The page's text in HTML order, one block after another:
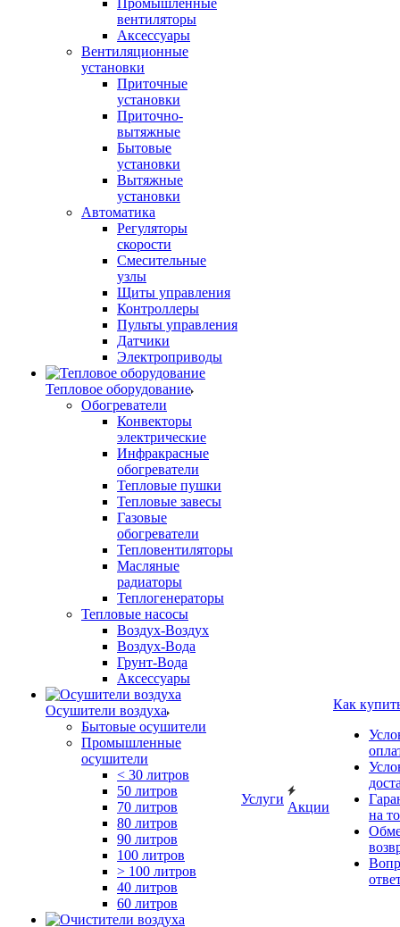
Промышленные
вентиляторы
Аксессуары
Вентиляционные
установки
Приточные
установки
Приточно-
вытяжные
Бытовые
установки
Вытяжные
установки
Автоматика
Регуляторы
скорости
Смесительные
узлы
Щиты управления
Контроллеры
Пульты управления
Датчики
Электроприводы
Тепловое оборудование
Обогреватели
Конвекторы
электрические
Инфракрасные
обогреватели
Тепловые пушки
Тепловые завесы
Газовые
обогреватели
Тепловентиляторы
Масляные
радиаторы
Теплогенераторы
Тепловые насосы
Воздух-Воздух
Воздух-Вода
Грунт-Вода
Аксессуары
Осушители воздуха
Бытовые осушители
Промышленные
осушители
< 30 литров
50 литров
70 литров
80 литров
90 литров
100 литров
> 100 литров
40 литров
60 литров
Услуги
Акции
Как
на